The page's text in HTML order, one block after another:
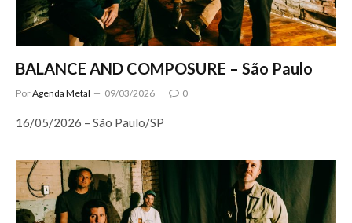
BALANCE AND COMPOSURE – São Paulo
PorAgenda Metal 09/03/2026 0
16/05/2026 – São Paulo/SP